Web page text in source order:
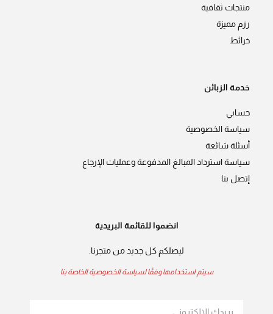
منتجات ثقافية
رزم مميزة
خرائط
خدمة الزبائن
حسابي
سياسة الخصوصية
أسئلة شائعة
سياسة استرداد المبالغ المدفوعة وعمليات الإرجاع
إتصل بنا
انضموا للقائمة البريدية
ليصلكم كل جديد من متجرنا.
سيتم استخدامها وفقًا لسياسة الخصوصية الخاصة بنا